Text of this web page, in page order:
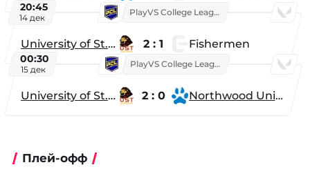
20:45
14 дек
PlayVS College League 2025: Fall
University of St. Thomas 2 : 1 Fishermen
00:30
15 дек
PlayVS College League 2025: Fall
University of St. Thomas 2 : 0 Northwood University
Плей-офф